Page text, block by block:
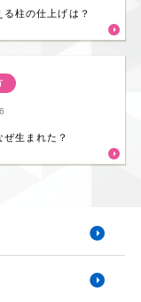
柱の仕上げは？
生まれた？